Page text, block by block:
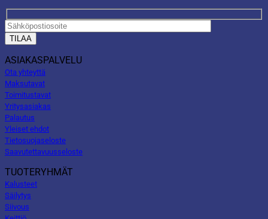
ASIAKASPALVELU
Ota yhteyttä
Maksutavat
Toimitustavat
Yritysasiakas
Palautus
Yleiset ehdot
Tietosuojaseloste
Saavutettavuusseloste
TUOTERYHMÄT
Kalusteet
Säilytys
Siivous